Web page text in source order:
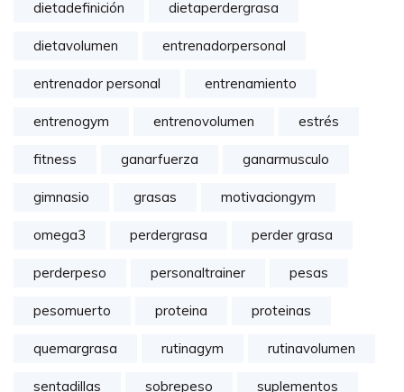
dietadefinición dietaperdergrasa
dietavolumen entrenadorpersonal
entrenador personal entrenamiento
entrenogym entrenovolumen estrés
fitness ganarfuerza ganarmusculo
gimnasio grasas motivaciongym
omega3 perdergrasa perder grasa
perderpeso personaltrainer pesas
pesomuerto proteina proteinas
quemargrasa rutinagym rutinavolumen
sentadillas sobrepeso suplementos